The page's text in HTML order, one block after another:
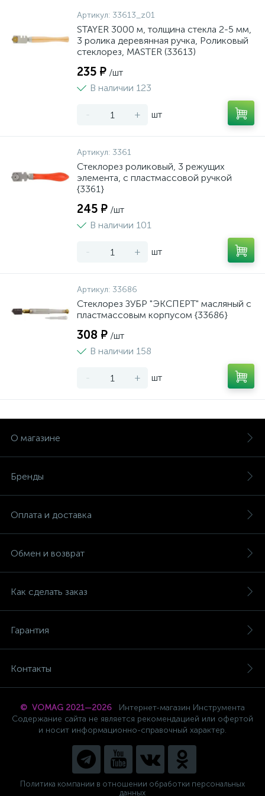
Артикул: 33613_z01
STAYER 3000 м, толщина стекла 2-5 мм,
3 ролика деревянная ручка, Роликовый
стеклорез, MASTER (33613)
235 ₽ /шт
В наличии 123
- + шт
Артикул: 3361
Стеклорез роликовый, 3 режущих
элемента, с пластмассовой ручкой
{3361}
245 ₽ /шт
В наличии 101
- + шт
Артикул: 33686
Стеклорез ЗУБР "ЭКСПЕРТ" масляный с
пластмассовым корпусом {33686}
308 ₽ /шт
В наличии 158
- + шт
О магазине
Бренды
Оплата и доставка
Обмен и возврат
Как сделать заказ
Гарантия
Контакты
© VOMAG 2021—2026
Интернет-магазин Инструмента
Содержание сайта не является рекомендацией или офертой
и носит информационно-справочный характер.
Политика компании в отношении обработки персональных
данных